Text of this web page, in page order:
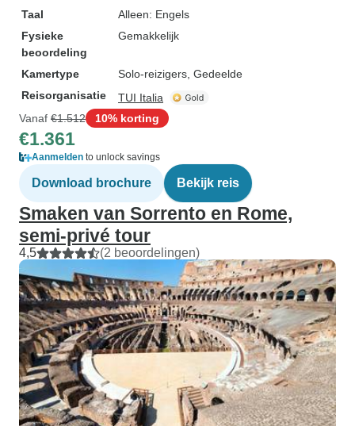
Taal
Alleen: Engels
Fysieke
beoordeling
Gemakkelijk
Kamertype
Solo-reizigers, Gedeelde
Reisorganisatie
TUI Italia
Vanaf €1.512 10% korting
€1.361
Aanmelden to unlock savings
Download brochure Bekijk reis
Smaken van Sorrento en Rome,
semi-privé tour
4,5 (2 beoordelingen)